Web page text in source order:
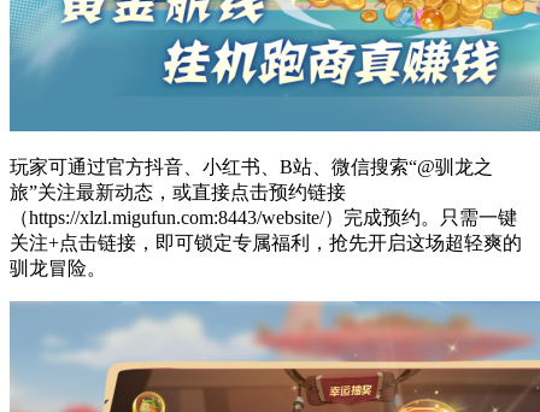
玩家可通过官方抖音、小红书、B站、微信搜索“@驯龙之
旅”关注最新动态，或直接点击预约链接
（https://xlzl.migufun.com:8443/website/）完成预约。只需一键
关注+点击链接，即可锁定专属福利，抢先开启这场超轻爽的
驯龙冒险。